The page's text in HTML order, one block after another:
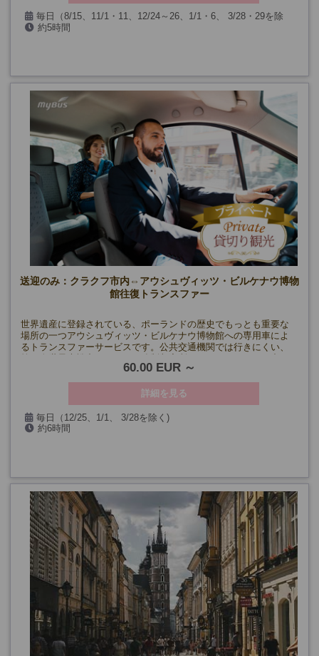
毎日（8/15、11/1・11、12/24～26、1/1・6、 3/28・29を除
く）約5時間
送迎のみ：クラクフ市内⇔アウシュヴィッツ・ビルケナウ博物
館往復トランスファー
世界遺産に登録されている、ポーランドの歴史でもっとも重要な
場所の一つアウシュヴィッツ・ビルケナウ博物館への専用車によ
るトランスファーサービスです。公共交通機関では行きにくい、
ら150万人以上の人々が移送され殺害された場所と言われる、凄惨
な歴史を伝える博物館のある地へ、専用車にてご案内いたしま
す。到着後は出発時間まで博物館などを自由にご見学ください。
60.00 EUR
詳細を見る
毎日（12/25、1/1、 3/28を除く)
約6時間